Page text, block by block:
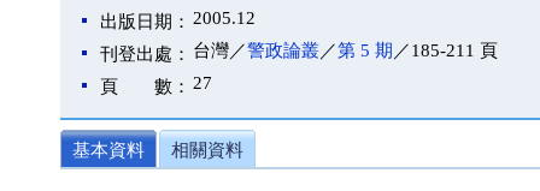
出版日期： 2005.12
刊登出處： 台灣／警政論叢／第 5 期 ／185-211 頁
頁 數： 27
基本資料 相關資料